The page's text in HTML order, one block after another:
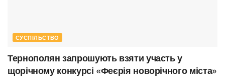
СУСПІЛЬСТВО
Тернополян запрошують взяти участь у
щорічному конкурсі «Феєрія новорічного міста»